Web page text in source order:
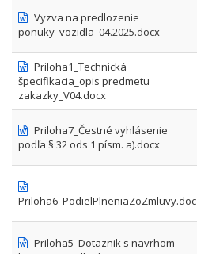
Vyzva na predlozenie
ponuky_vozidla_04.2025.docx
Priloha1_Technická
špecifikacia_opis predmetu
zakazky_V04.docx
Priloha7_Čestné vyhlásenie
podľa § 32 ods 1 písm. a).docx
Priloha6_PodielPlneniaZoZmluvy.doc
Priloha5_Dotaznik s navrhom